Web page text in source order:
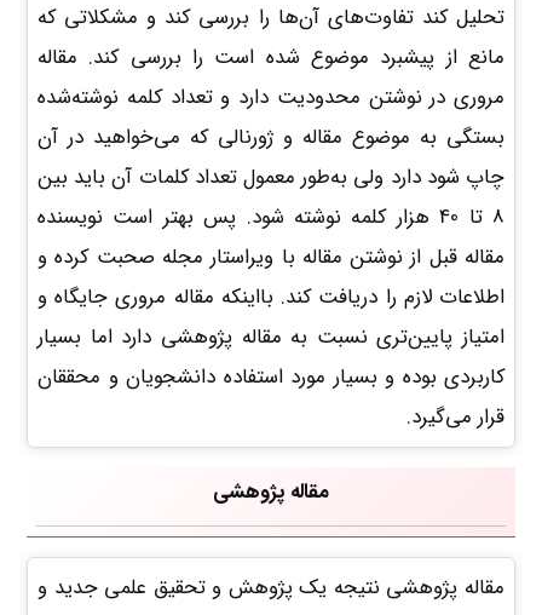
تحلیل کند تفاوت‌های آن‌ها را بررسی کند و مشکلاتی که
مانع از پیشبرد موضوع شده است را بررسی کند. مقاله
مروری در نوشتن محدودیت دارد و تعداد کلمه نوشته‌شده
بستگی به موضوع مقاله و ژورنالی که می‌خواهید در آن
چاپ شود دارد ولی به‌طور معمول تعداد کلمات آن باید بین
8 تا 40 هزار کلمه نوشته شود. پس بهتر است نویسنده
مقاله قبل از نوشتن مقاله با ویراستار مجله صحبت کرده و
اطلاعات لازم را دریافت کند. بااینکه مقاله مروری جایگاه و
امتیاز پایین‌تری نسبت به مقاله پژوهشی دارد اما بسیار
کاربردی بوده و بسیار مورد استفاده دانشجویان و محققان
قرار می‌گیرد.
مقاله پژوهشی
مقاله پژوهشی نتیجه یک پژوهش و تحقیق علمی جدید و